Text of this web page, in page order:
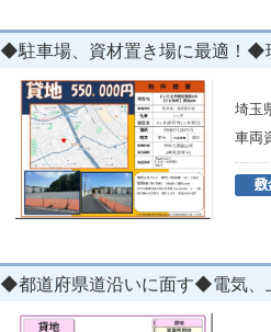
◆駐車場、資材置き場に最適！◆
埼玉
車両
◆都道府県道沿いに面す◆電気